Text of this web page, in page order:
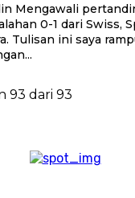
Mengawali
0-1 dari Swiss,
Tulisan ini saya
93 dari 93